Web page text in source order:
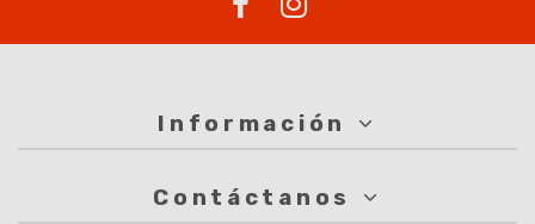
Información
Contáctanos